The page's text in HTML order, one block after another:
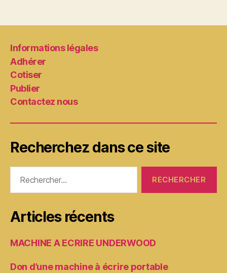
publications
Informations légales
Adhérer
Cotiser
Publier
Contactez nous
Recherchez dans ce site
Articles récents
MACHINE A ECRIRE UNDERWOOD
Don d’une machine à écrire portable